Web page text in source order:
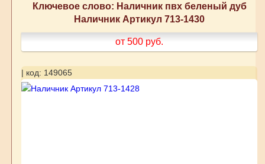
Ключевое слово: Наличник пвх беленый дуб
Наличник Артикул 713-1430
от 500 руб.
| код: 149065